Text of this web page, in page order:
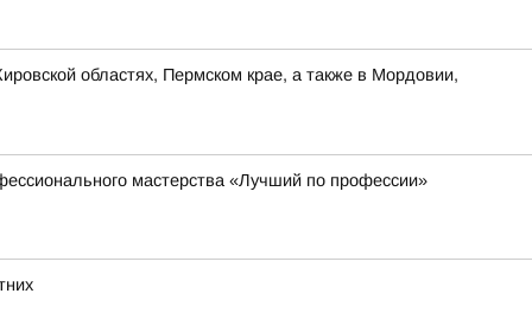
областях, Пермском крае, а также в Мордовии,
мастерства «Лучший по профессии»